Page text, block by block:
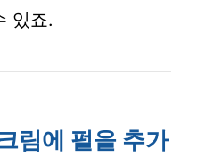
있죠.
림에 펄을 추가